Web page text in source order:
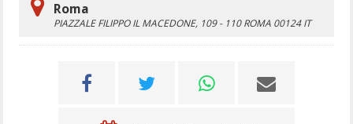
Roma
PIAZZALE FILIPPO IL MACEDONE, 109 - 110ROMA 00124 IT